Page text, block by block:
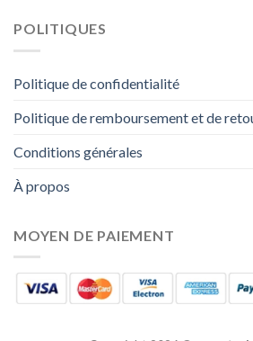
POLITIQUES
Politique de confidentialité
Politique de remboursement et de
Conditions générales
À propos
MOYEN DE PAIEMENT